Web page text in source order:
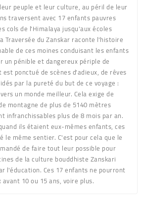
peuple et leur culture, au péril de leur
traversent avec 17 enfants pauvres
cols de l'Himalaya jusqu'aux écoles
Traversée du Zanskar raconte l'histoire
de ces moines conduisant les enfants
un pénible et dangereux périple de
ponctué de scènes d'adieux, de rêves
par la pureté du but de ce voyage :
un monde meilleur. Cela exige de
montagne de plus de 5140 mètres
infranchissables plus de 8 mois par an.
ils étaient eux-mêmes enfants, ces
le même sentier. C'est pour cela que le
de faire tout leur possible pour
de la culture bouddhiste Zanskari
l'éducation. Ces 17 enfants ne pourront
10 ou 15 ans, voire plus.